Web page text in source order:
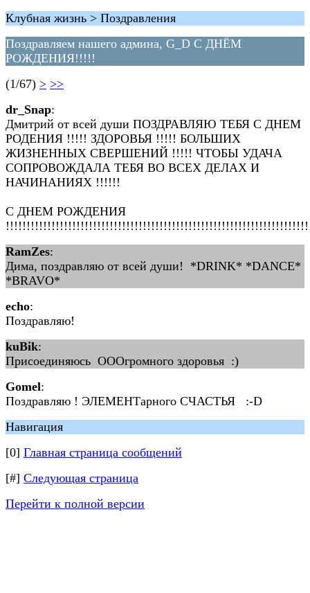
Клубная жизнь > Поздравления
Поздравляем нашего админа, G_D С ДНЁМ
РОЖДЕНИЯ!!!!!
(1/67) > >>
dr_Snap:
Дмитрий от всей души ПОЗДРАВЛЯЮ ТЕБЯ С ДНЕМ
РОДЕНИЯ !!!!! ЗДОРОВЬЯ !!!!! БОЛЬШИХ
ЖИЗНЕННЫХ СВЕРШЕНИЙ !!!!! ЧТОБЫ УДАЧА
СОПРОВОЖДАЛА ТЕБЯ ВО ВСЕХ ДЕЛАХ И
НАЧИНАНИЯХ !!!!!!
С ДНЕМ РОЖДЕНИЯ
RamZes:
Дима, поздравляю от всей души! *DRINK* *DANCE*
*BRAVO*
echo:
Поздравляю!
kuBik:
Присоединяюсь ОООгромного здоровья :)
Gomel:
Поздравляю ! ЭЛЕМЕНТарного СЧАСТЬЯ :-D
Навигация
[0] Главная страница сообщений
[#] Следующая страница
Перейти к полной версии